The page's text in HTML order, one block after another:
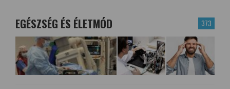
373
EGÉSZSÉG ÉS ÉLETMÓD